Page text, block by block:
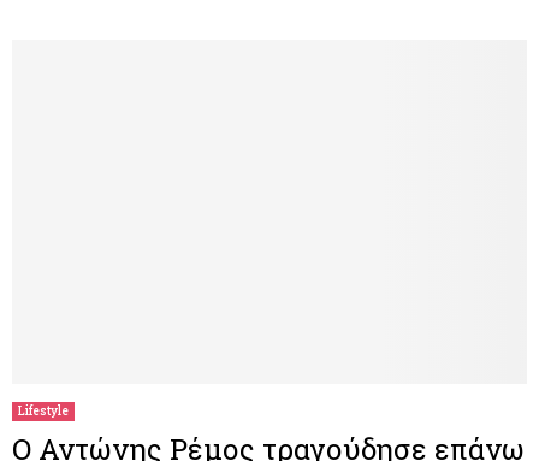
Lifestyle
Ο Αντώνης Ρέμος τραγούδησε επάνω